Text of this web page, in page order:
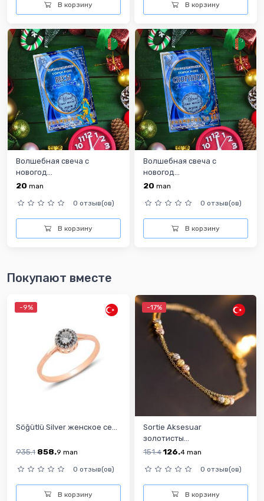
В корзину В корзину
Волшебная свеча с
новогод...
20 man
0 отзыв(ов)
В корзину
Волшебная свеча с
новогод...
20 man
0 отзыв(ов)
В корзину
Покупают вместе
-9%
Söğütlü Silver женскoe се...
935.1 858.9 man
0 отзыв(ов)
В корзину
-17%
Sortie Aksesuar
золотисты...
151.4 126.4 man
0 отзыв(ов)
В корзину